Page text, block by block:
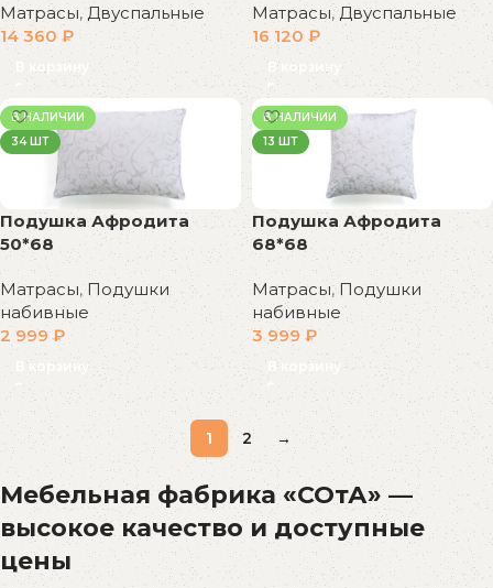
Матрасы,Двуспальные
14 360 ₽
В корзину
Матрасы,Двуспальные
16 120 ₽
В корзину
В НАЛИЧИИ
34 ШТ
Подушка Афродита
50*68
Матрасы,Подушки
набивные
2 999₽
В корзину
В НАЛИЧИИ
13 ШТ
Подушка Афродита
68*68
Матрасы,Подушки
набивные
3 999 ₽
В корзину
1 2 →
Мебельная фабрика «СОтА» —
высокое качество и доступные
цены